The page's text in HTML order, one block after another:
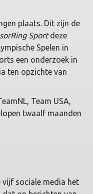
plaats. Dit zijn de
Sportdeze
Spelen in
een onderzoek in
ten opzichte van
Team USA,
twaalf maanden
vijf sociale media het